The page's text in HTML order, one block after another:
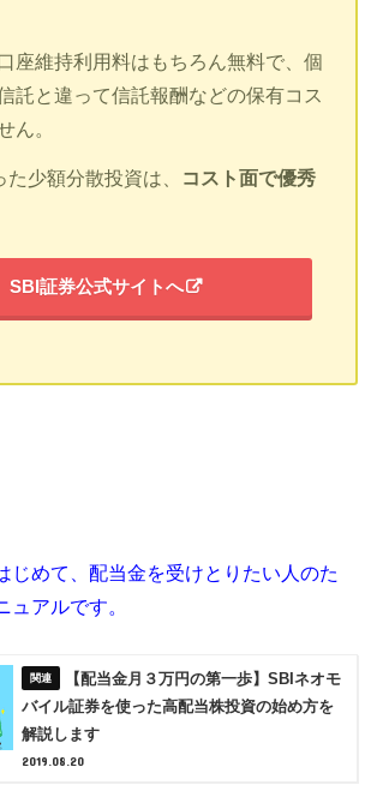
座維持利用料はもちろん無料で、個
託と違って信託報酬などの保有コス
ん。
少額分散投資は、
コスト面で優秀
SBI証券公式サイトへ
じめて、配当金を受けとりたい人のた
ュアルです。
【配当金月３万円の第一歩】SBIネオモ
バイル証券を使った高配当株投資の始め方を
解説します
2019.08.20